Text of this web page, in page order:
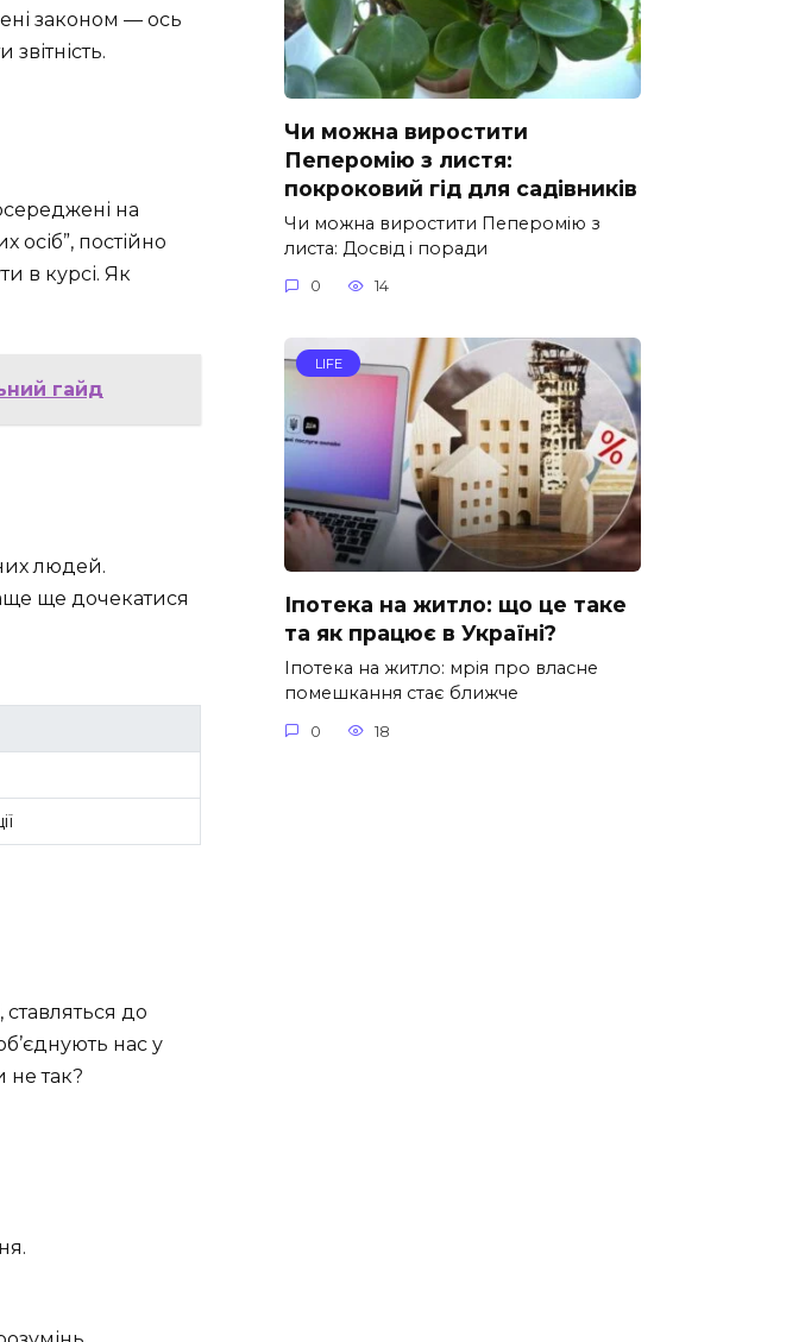
законом — ось
на
постійно
в курсі. Як
гайд
людей.
ще дочекатися
до
нас у
не так?
Чи можна виростити
Пеперомію з листя:
покроковий гід для садівників
Чи можна виростити Пеперомію з
листа: Досвід і поради
0 14
LIFE
Іпотека на житло: що це таке
та як працює в Україні?
Іпотека на житло: мрія про власне
помешкання стає ближче
0 18